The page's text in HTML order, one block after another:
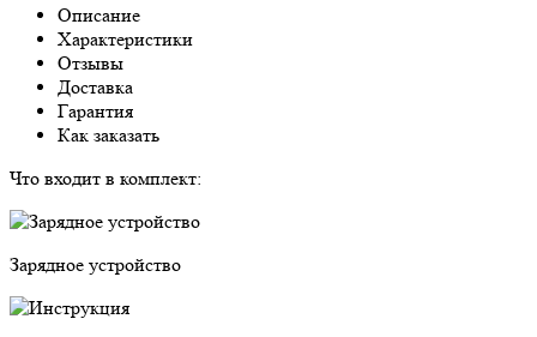
Описание
Характеристики
Отзывы
Доставка
Гарантия
Как заказать
Что входит в комплект:
Зарядное устройство